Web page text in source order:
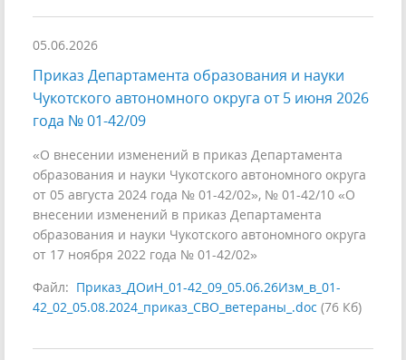
05.06.2026
Приказ Департамента образования и науки
Чукотского автономного округа от 5 июня 2026
года № 01-42/09
«О внесении изменений в приказ Департамента
образования и науки Чукотского автономного округа
от 05 августа 2024 года № 01-42/02», № 01-42/10 «О
внесении изменений в приказ Департамента
образования и науки Чукотского автономного округа
от 17 ноября 2022 года № 01-42/02»
Файл: Приказ_ДОиН_01-42_09_05.06.26Изм_в_01-
42_02_05.08.2024_приказ_СВО_ветераны_.doc (76 Кб)